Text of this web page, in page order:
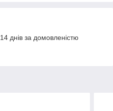
днів за домовленістю